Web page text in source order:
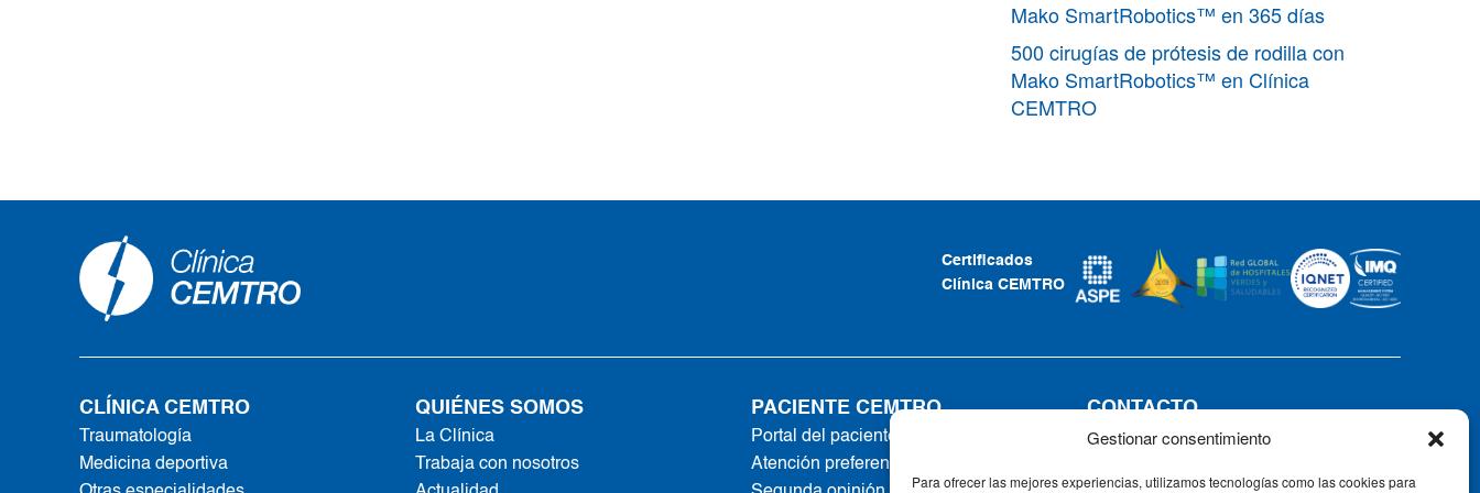
Gestionar consentimiento
Para ofrecer las mejores experiencias, utilizamos tecnologías como las cookies para
Mako SmartRobotics™ en 365 días
500 cirugías de prótesis de rodilla con
Mako SmartRobotics™ en Clínica
CEMTRO
Certificados
Clínica CEMTRO
CLÍNICA CEMTRO
Traumatología
Medicina deportiva
QUIÉNES SOMOS
La Clínica
Trabaja con nosotros
PACIENTE CEMTRO
Portal del paciente
Atención preferente
CONTACTO
Tel: +34 91 735 57 57 | Fax: 91 735